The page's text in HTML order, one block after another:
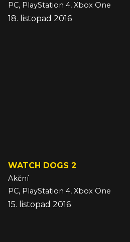
PC, PlayStation 4, Xbox One
18. listopad 2016
WATCH DOGS 2
Akční
PC, PlayStation 4, Xbox One
15. listopad 2016